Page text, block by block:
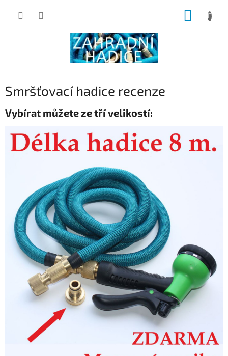
Smršťovací hadice recenze
Vybírat můžete ze tří velikostí: